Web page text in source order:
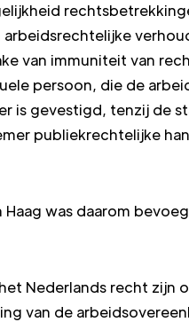
van immuniteit van
persoon, die de
is gevestigd, tenzij de
publiekrechtelijke
was daarom
Nederlands recht zijn
van de